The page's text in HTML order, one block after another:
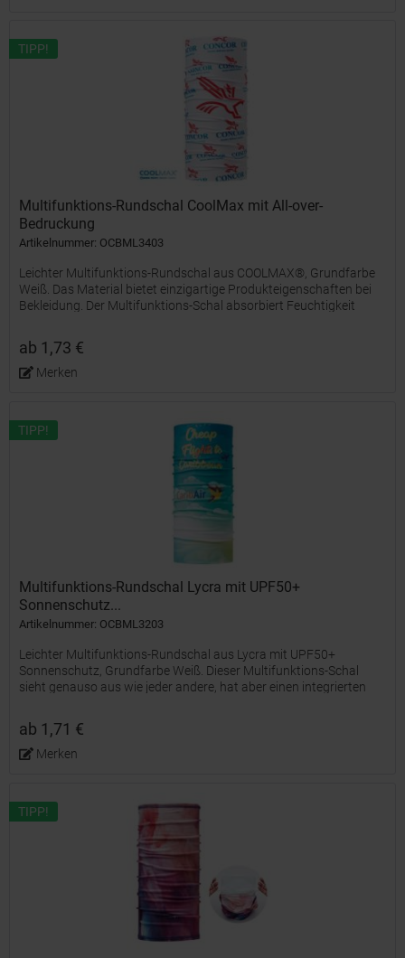
TIPP!
Multifunktions-Rundschal CoolMax mit All-over-
Bedruckung
Artikelnummer: OCBML3403
Leichter Multifunktions-Rundschal aus COOLMAX®, Grundfarbe
Weiß. Das Material bietet einzigartige Produkteigenschaften bei
Bekleidung. Der Multifunktions-Schal absorbiert Feuchtigkeit
ab 1,73 €
Merken
TIPP!
Multifunktions-Rundschal Lycra mit UPF50+
Sonnenschutz...
Artikelnummer: OCBML3203
Leichter Multifunktions-Rundschal aus Lycra mit UPF50+
Sonnenschutz, Grundfarbe Weiß. Dieser Multifunktions-Schal
sieht genauso aus wie jeder andere, hat aber einen integrierten
ab 1,71 €
Merken
TIPP!